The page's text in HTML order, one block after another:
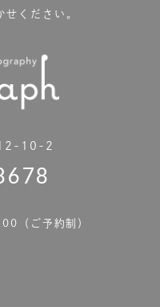
せください。
12-10-2
（ご予約制）